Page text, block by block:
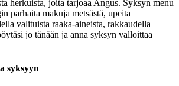
herkuista, joita tarjoaa Angus. Syksyn menu
parhaita makuja metsästä, upeita
valituista raaka-aineista, rakkaudella
jo tänään ja anna syksyn valloittaa
syksyyn